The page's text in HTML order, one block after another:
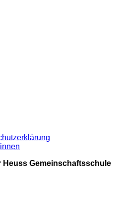
Heuss Gemeinschaftsschule